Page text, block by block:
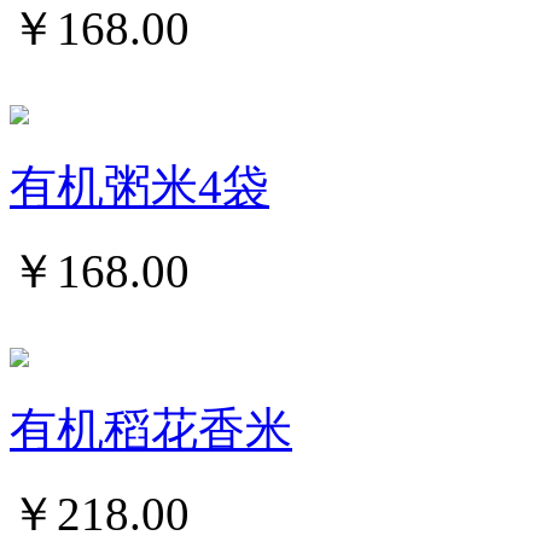
￥ 168.00
有机粥米4袋
￥ 168.00
有机稻花香米
￥ 218.00